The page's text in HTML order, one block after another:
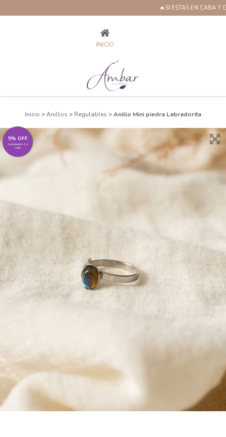
🔥SI ESTAS EN CABA Y
ANILLO MINI PIEDRA LABRADORITA
INICIO
Inicio >Anillos > Regulables >Anillo Mini piedra Labradorita
5% OFF
comprando 4 o
más